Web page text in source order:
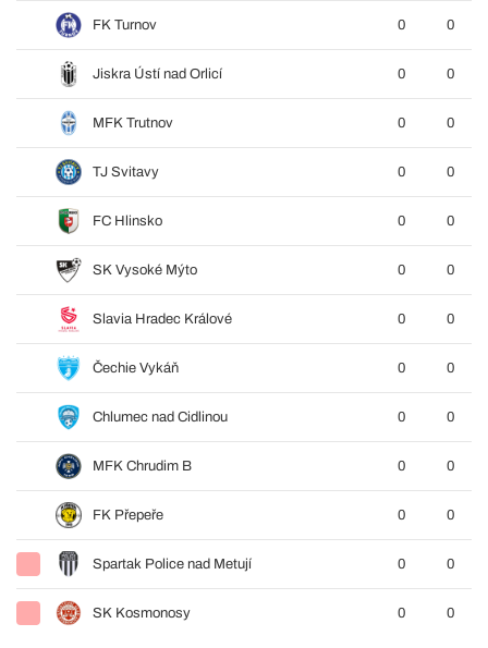
FK Turnov 0 0
Jiskra Ústí nad Orlicí 0 0
MFK Trutnov 0 0
TJ Svitavy 0 0
FC Hlinsko 0 0
SK Vysoké Mýto 0 0
Slavia Hradec Králové 0 0
Čechie Vykáň 0 0
Chlumec nad Cidlinou 0 0
MFK Chrudim B 0 0
FK Přepeře 0 0
Spartak Police nad Metují 0 0
SK Kosmonosy 0 0